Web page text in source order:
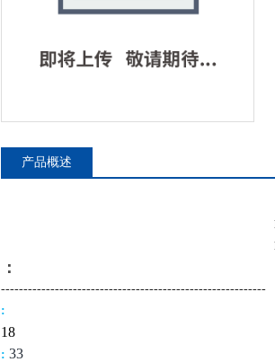
产品概述
：
-----------------------------------------------------------
:
18
: 33